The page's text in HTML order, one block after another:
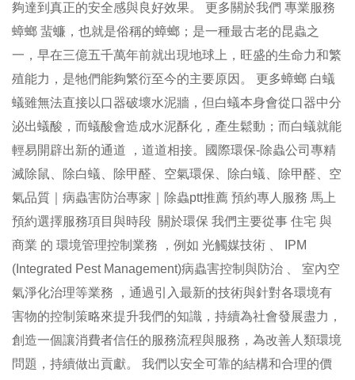
夠達到真正的安全感與良好效果。 更多關於我們 專業服務
蟑螂 蜚蠊，也就是俗稱的蟑螂；是一種最古老的昆蟲之
一，早在三億五千萬年前就出現地球上，旺盛的生命力和繁
殖能力，是牠們能夠繁衍至今的主要原因。 更多蟑螂 白蟻
蟻雖無法直接以口器破壞水泥牆，但白蟻本身會從口器中分
泌出蟻酸，而蟻酸會造成水泥酥化，產生鬆動；而白蟻就能
輕易開辟出新的通道 ，道道相接。國際環保-除蟲公司專精
滅除鼠、除白蟻、除甲醛、空氣環保、除白蟻、除甲醛、空
氣品質｜病蟲害防治專家｜除蟲ptt推薦 預約專人服務 馬上
預約選擇服務項目與時段 關於環保 我們主要從事 住宅 與
商業 的 環境管理控制業務 ，例如 光觸媒技術 、 IPM
(Integrated Pest Management)病蟲害控制與防治 、 室內空
氣淨化治理等業務 ，通過引入最新的技術與針對各環境有
害物的控制策略來提升我們的知識，持續為社會發展盡力，
創造一個讓消費者信任的服務流程與服務，為改善人類環境
問題，持續做出貢獻。 我們以安全可靠的結構和合理的價